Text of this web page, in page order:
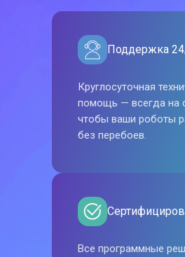
Поддержка
Круглосуточная
помощь — всегда на
чтобы ваши роботы
без перебоев.
Все программные